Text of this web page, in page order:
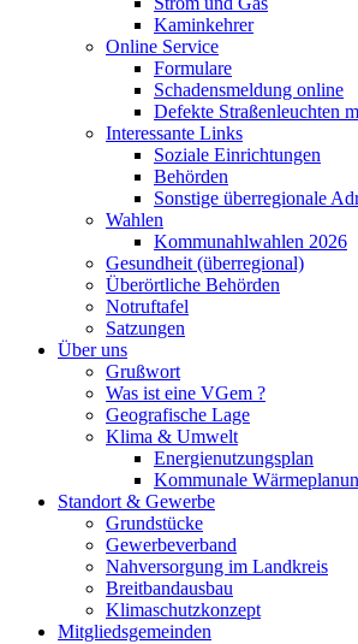
Kaminkehrer
Online Service
Formulare
Schadensmeldung online
Defekte Straßenleuchten
Interessante Links
Soziale Einrichtungen
Behörden
Sonstige überregionale
Wahlen
Kommunahlwahlen 2026
Gesundheit (überregional)
Überörtliche Behörden
Notruftafel
Satzungen
Über uns
Grußwort
Was ist eine VGem ?
Geografische Lage
Klima & Umwelt
Energienutzungsplan
Kommunale
Standort & Gewerbe
Grundstücke
Gewerbeverband
Nahversorgung im Landkreis
Breitbandausbau
Klimaschutzkonzept
Mitgliedsgemeinden